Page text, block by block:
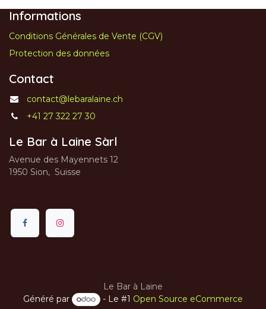
Informations
Conditions Générales de Vente (CGV)
Protection des données
Contact
contact@lebaralaine.ch
+41 27 322 27 30
Le Bar à Laine Sàrl
Avenue des Mayennets 12
1950 Sion, Suisse
Le Bar à Laine
Généré par
- Le #1 Open Source eCommerce